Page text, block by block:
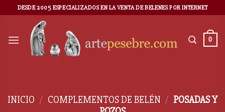
DESDE 2005 ESPECIALIZADOS EN LA VENTA DE BELENES POR INTERNET
0
INICIO / COMPLEMENTOS DE BELÉN / POSADAS Y